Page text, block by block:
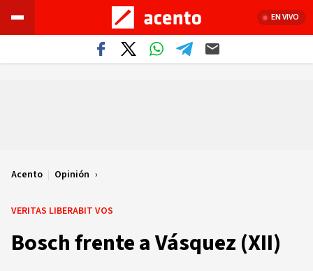
EN VIVO
Acento | Opinión
VERITAS LIBERABIT VOS
Bosch frente a Vásquez (XII)